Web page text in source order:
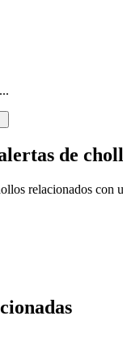
de
relacionados con